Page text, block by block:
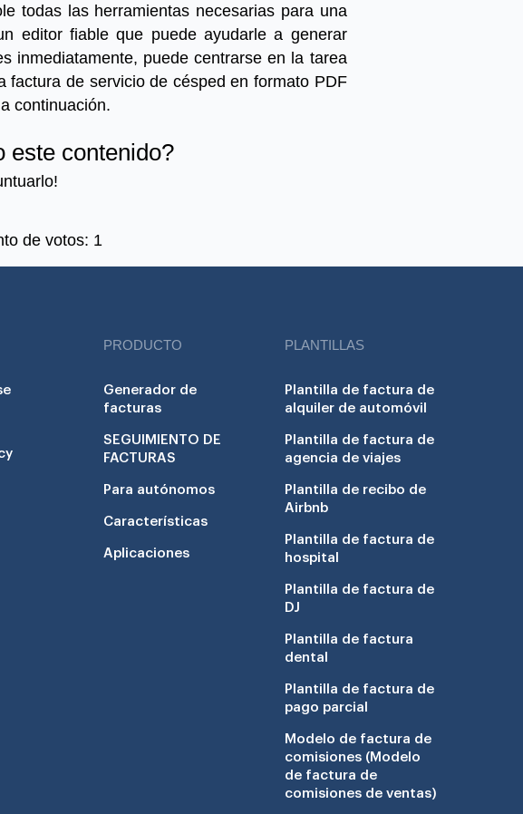
todas las herramientas necesarias para una
editor fiable que puede ayudarle a generar
inmediatamente, puede centrarse en la tarea
factura de servicio de césped en formato PDF
continuación.
este contenido?
de votos: 1
PRODUCTO
Generador de
facturas
SEGUIMIENTO DE
FACTURAS
Para autónomos
Características
Aplicaciones
PLANTILLAS
Plantilla de factura de
alquiler de automóvil
Plantilla de factura de
agencia de viajes
Plantilla de recibo de
Airbnb
Plantilla de factura de
hospital
Plantilla de factura de
DJ
Plantilla de factura
dental
Plantilla de factura de
pago parcial
Modelo de factura de
comisiones (Modelo
de factura de
comisiones de ventas)